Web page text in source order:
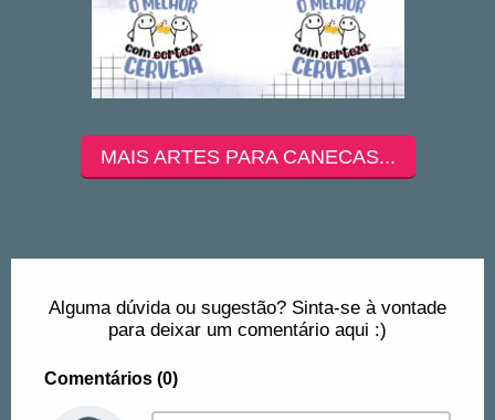
MAIS ARTES PARA CANECAS...
Alguma dúvida ou sugestão? Sinta-se à vontade
para deixar um comentário aqui :)
Comentários (0)